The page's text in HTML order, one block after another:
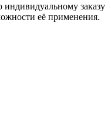
заказу
её применения.